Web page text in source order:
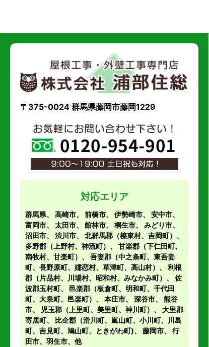
〒375-0024 群馬県藤岡市藤岡1229
対応エリア
群馬県、 高崎市、 前橋市、 伊勢崎市、 安中市、
富岡市、 太田市、 館林市、 桐生市、 みどり市、
沼田市、 渋川市、 北群馬郡（榛東村、吉岡町） 、
多野郡（上野村、神流町） 、 甘楽郡（下仁田町、
南牧村、甘楽町） 、 吾妻郡（中之条町、東吾妻
町、長野原町、嬬恋村、草津町、高山村） 、 利根
郡（片品村、川場村、昭和村、みなかみ町） 、 佐
波郡玉村町、 邑楽郡（板倉町、明和町、千代田
町、大泉町、邑楽町） 、 本庄市、 深谷市、 熊谷
市、 児玉郡（上里町、美里町、神川町） 、 大里郡
寄居町、
比企郡（滑川町、嵐山町、小川町、川島
町、吉見町、鳩山町、ときがわ町)、 藤岡市、 行
田市、羽生市、他